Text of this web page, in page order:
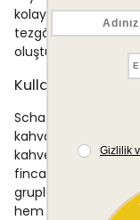
kolaylaşır. Kırmızı
tezgâhında görsel
oluşturur.
Kullanım Alanları
Schafer Kahvecim,
kahvaltılarında,
kahvesi hazırlamak
fincan kapasitesi
gruplar için pratik
hem klasik Türk